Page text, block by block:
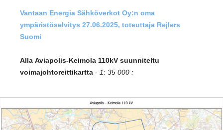
Vantaan Energia Sähköverkot Oy:n oma
ympäristöselvitys 27.06.2025, toteuttaja Rejlers
Suomi
Alla Aviapolis-Keimola 110kV suunniteltu
voimajohtoreittikartta - 1: 35 000 :